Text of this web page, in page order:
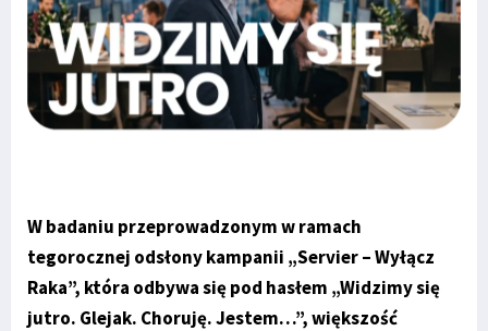
W badaniu przeprowadzonym w ramach
tegorocznej odsłony kampanii „Servier – Wyłącz
Raka”, która odbywa się pod hasłem „Widzimy się
jutro. Glejak. Choruję. Jestem…”, większość